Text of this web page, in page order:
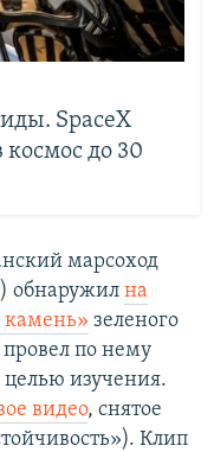
SpaceX
космос до 30
марсоход
обнаружил на
камень» зеленого
по нему
целью изучения.
видео, снятое
Клип